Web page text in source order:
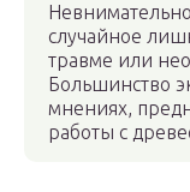
случайное
травме или
Большинство
мнениях,
работы с